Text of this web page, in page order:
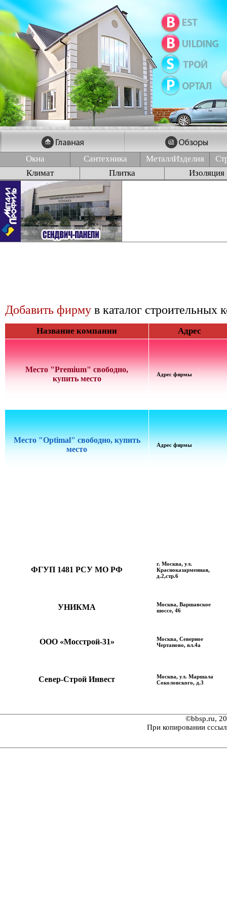
Окна Сантехника МеталлИзделия
Климат
Плитка Изоляция
Добавить фирму в каталог строительных
Название компании Адрес
Место "Premium" свободно,
купить место
Адрес фирмы
Место "Optimal" свободно, купить
место
Адрес фирмы
ФГУП 1481 РСУ МО РФ
г. Москва, ул.
Красноказарменная,
д.2,стр.6
УНИКМА
Москва, Варшавское
шоссе, 46
ООО «Мосстрой-31»
Москва, Северное
Чертаново, вл.4а
Север-Строй Инвест
Москва, ул. Маршала
Соколовского, д.3
©bbsp.ru,
При копировании